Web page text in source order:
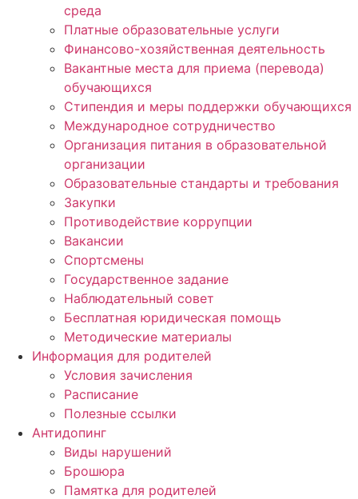
среда
Платные образовательные услуги
Финансово-хозяйственная деятельность
Вакантные места для приема (перевода)
обучающихся
Стипендия и меры поддержки обучающихся
Международное сотрудничество
Организация питания в образовательной
организации
Образовательные стандарты и требования
Закупки
Противодействие коррупции
Вакансии
Спортсмены
Государственное задание
Наблюдательный совет
Бесплатная юридическая помощь
Методические материалы
Информация для родителей
Условия зачисления
Расписание
Полезные ссылки
Антидопинг
Виды нарушений
Брошюра
Памятка для родителей